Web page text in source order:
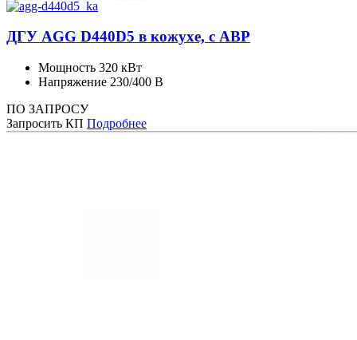
ДГУ AGG D440D5 в кожухе, с АВР
Мощность 320 кВт
Напряжение 230/400 В
ПО ЗАПРОСУ
Запросить КП Подробнее